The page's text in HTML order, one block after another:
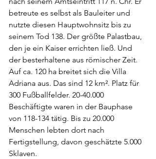
betreute es selbst als Bauleiter und
nutzte diesen Hauptwohnsitz bis zu
seinem Tod 138. Der größte Palastbau,
den je ein Kaiser errichten ließ. Und
der besterhaltene aus römischer Zeit.
Auf ca. 120 ha breitet sich die Villa
Adriana aus. Das sind 12 km². Platz für
300 Fußballfelder. 20-40.000
Beschäftigte waren in der Bauphase
von 118-134 tätig. Bis zu 20.000
Menschen lebten dort nach
Fertigstellung, davon geschätzte 5.000
Sklaven.